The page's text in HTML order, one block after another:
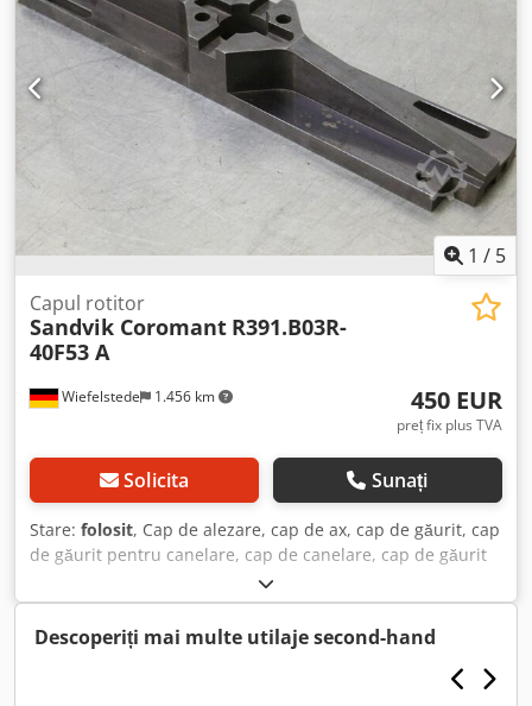
1 / 5
Wiefelstede 1.456 km
Capul rotitor
Sandvik Coromant R391.B03R-
40F53 A
450 EUR
preț fix plus TVA
Solicita Sunați
Stare: folosit, Cap de alezare, cap de ax, cap de găurit, cap
de găurit pentru canelare, cap de canelare, cap de găurit
pe ax, cap de lărgire, unealtă pentru ax - Producător:
Sandvik Coromant R391.B03R-40F53 A - Prindere: Ø 40 mm
- Prindere unealtă de găurit: 16 x 8 mm Dodpfjc Spm Dsx
Af Ajck - Diametru unealtă: Ø 435 mm - Greutate: 6,1 kg
Descoperiți mai multe utilaje second-hand